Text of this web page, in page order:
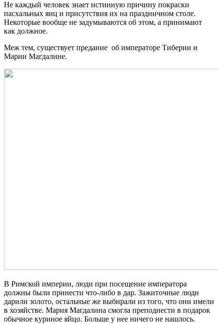
Не каждый человек знает истинную причину покраски
пасхальных яиц и присутствия их на праздничном столе.
Некоторые вообще не задумываются об этом, а принимают
как должное.
Меж тем, существует предание об императоре Тиберии и
Марии Магдалине.
В Римской империи, люди при посещение императора
должны были принести что-либо в дар. Зажиточные люди
дарили золото, остальные же выбирали из того, что они имели
в хозяйстве. Мария Магдалина смогла преподнести в подарок
обычное куриное яйцо. Больше у нее ничего не нашлось.